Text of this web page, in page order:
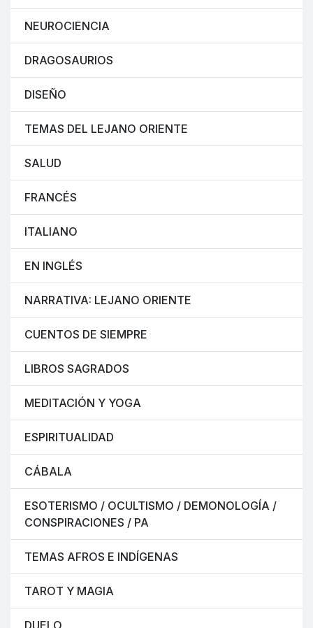
NEUROCIENCIA
DRAGOSAURIOS
DISEÑO
TEMAS DEL LEJANO ORIENTE
SALUD
FRANCÉS
ITALIANO
EN INGLÉS
NARRATIVA: LEJANO ORIENTE
CUENTOS DE SIEMPRE
LIBROS SAGRADOS
MEDITACIÓN Y YOGA
ESPIRITUALIDAD
CÁBALA
ESOTERISMO / OCULTISMO / DEMONOLOGÍA /
CONSPIRACIONES / PA
TEMAS AFROS E INDÍGENAS
TAROT Y MAGIA